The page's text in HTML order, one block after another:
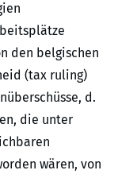
den belgischen
(tax ruling)
d.
die unter
wären, von